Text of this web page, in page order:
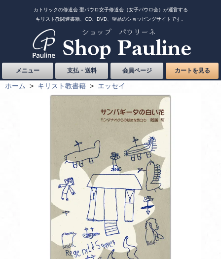
カトリックの修道会 聖パウロ女子修道会（女子パウロ会）が運営する
キリスト教関連書籍、CD、DVD、聖品のショッピングサイトです。
メニュー 支払・送料 会員ページ カートを見る
ホーム > キリスト教書籍 > エッセイ